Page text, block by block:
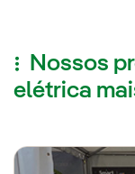
Nossos
elétrica